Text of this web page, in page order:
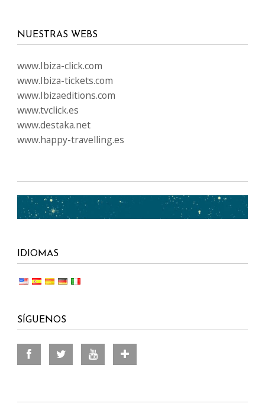
NUESTRAS WEBS
www.Ibiza-click.com
www.Ibiza-tickets.com
www.Ibizaeditions.com
www.tvclick.es
www.destaka.net
www.happy-travelling.es
IDIOMAS
SÍGUENOS